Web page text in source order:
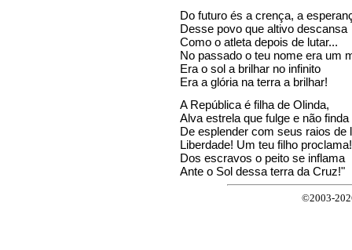
Do futuro és a crença, a
Desse povo que altivo descansa
Como o atleta depois de lutar...
No passado o teu nome era um
Era o sol a brilhar no infinito
Era a glória na terra a brilhar!
A República é filha de Olinda,
Alva estrela que fulge e não finda
De esplender com seus raios de
Liberdade! Um teu filho proclama!
Dos escravos o peito se inflama
Ante o Sol dessa terra da Cruz!"
©2003-